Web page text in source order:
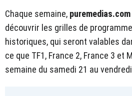
Chaque semaine, puremedias.com
découvrir les grilles de
historiques, qui seront valables
ce que TF1, France 2, France 3 et
semaine du samedi 21 au